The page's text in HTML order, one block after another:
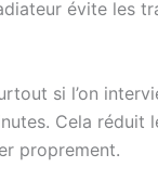
évite les
si l’on
Cela réduit
proprement.